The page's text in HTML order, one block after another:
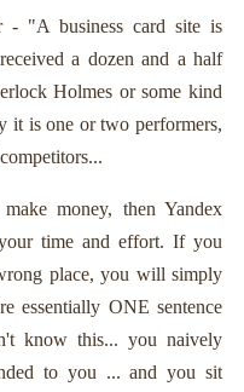
- "A business card site is
a dozen and a half
Holmes or some kind
it is one or two performers,
money, then Yandex
time and effort. If you
place, you will simply
essentially ONE sentence
know this... you naively
to you ... and you sit